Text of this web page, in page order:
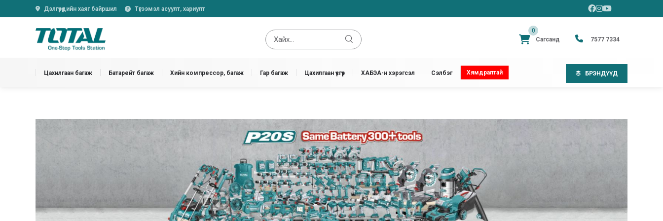
Дэлгүүрүүдийн хаяг байршил Түгээмэл асуулт, хариулт
0
Сагсанд
7577 7334
Цахилгаан багаж Батарейт багаж Хийн компрессор, багаж Гар багаж Цахилгаан үүсгүүр ХАБЭА-н хэрэгсэл Сэлбэг Хямдралтай БРЭНДҮҮД